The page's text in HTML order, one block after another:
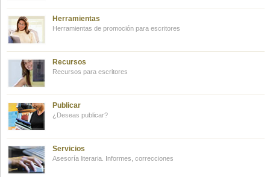
Herramientas
Herramientas de promoción para escritores
Recursos
Recursos para escritores
Publicar
¿Deseas publicar?
Servicios
Asesoría literaria. Informes, correcciones